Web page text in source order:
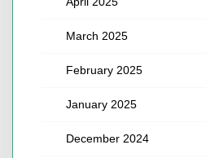
March 2025
February 2025
January 2025
December 2024